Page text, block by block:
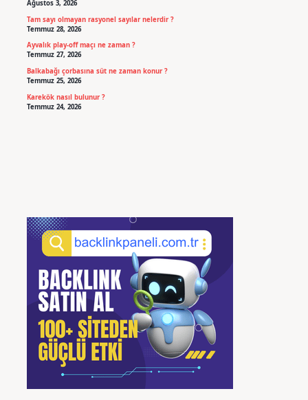
Ağustos 3, 2026
Tam sayı olmayan rasyonel sayılar nelerdir ?
Temmuz 28, 2026
Ayvalık play-off maçı ne zaman ?
Temmuz 27, 2026
Balkabağı çorbasına süt ne zaman konur ?
Temmuz 25, 2026
Karekök nasıl bulunur ?
Temmuz 24, 2026